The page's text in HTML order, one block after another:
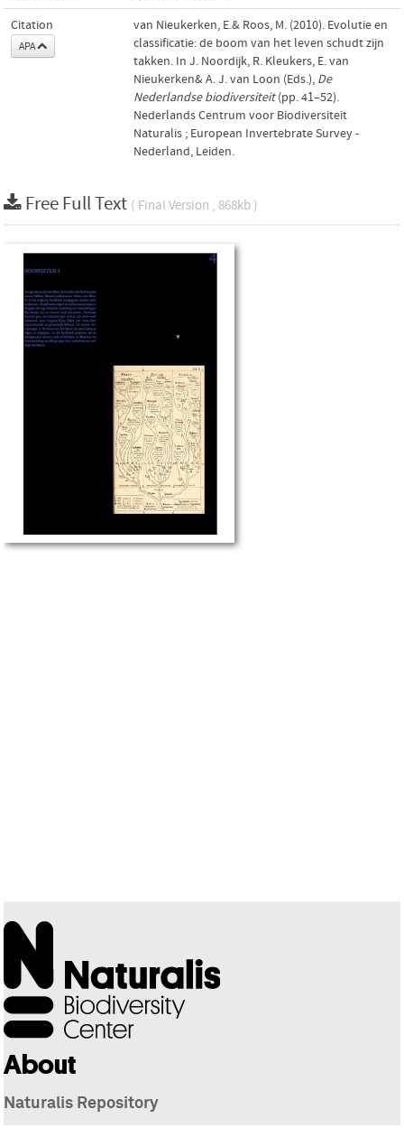
Citation
APA
van Nieukerken, E.& Roos, M. (2010). Evolutie en
classificatie: de boom van het leven schudt zijn
takken. In J. Noordijk, R. Kleukers, E. van
Nieukerken& A. J. van Loon (Eds.), De
Nederlandse biodiversiteit(pp. 41–52).
Nederlands Centrum voor Biodiversiteit
Naturalis ; European Invertebrate Survey -
Nederland, Leiden.
Free Full Text ( Final Version , 868kb )
About
Naturalis Repository